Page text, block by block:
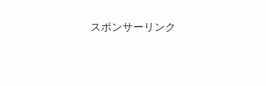
スポンサーリンク